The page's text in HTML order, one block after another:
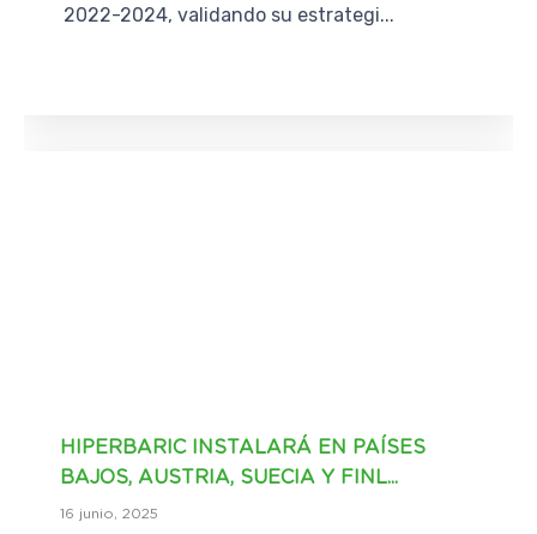
2022-2024, validando su estrategi...
HIPERBARIC INSTALARÁ EN PAÍSES
BAJOS, AUSTRIA, SUECIA Y FINL...
16 junio, 2025